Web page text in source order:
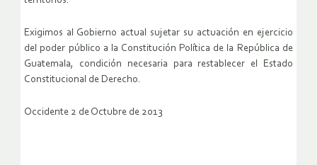
Exigimos al Gobierno actual sujetar su actuación en ejercicio
del poder público a la Constitución Política de la República de
Guatemala, condición necesaria para restablecer el Estado
Constitucional de Derecho.
Occidente 2 de Octubre de 2013